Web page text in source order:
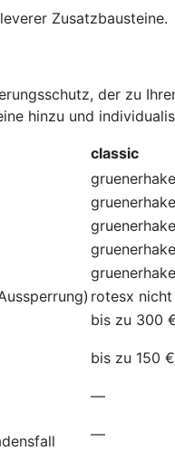
Zusatzbausteine.
der zu
hinzu und
classic
rotesx
bis zu 300
bis zu 150 €
—
—